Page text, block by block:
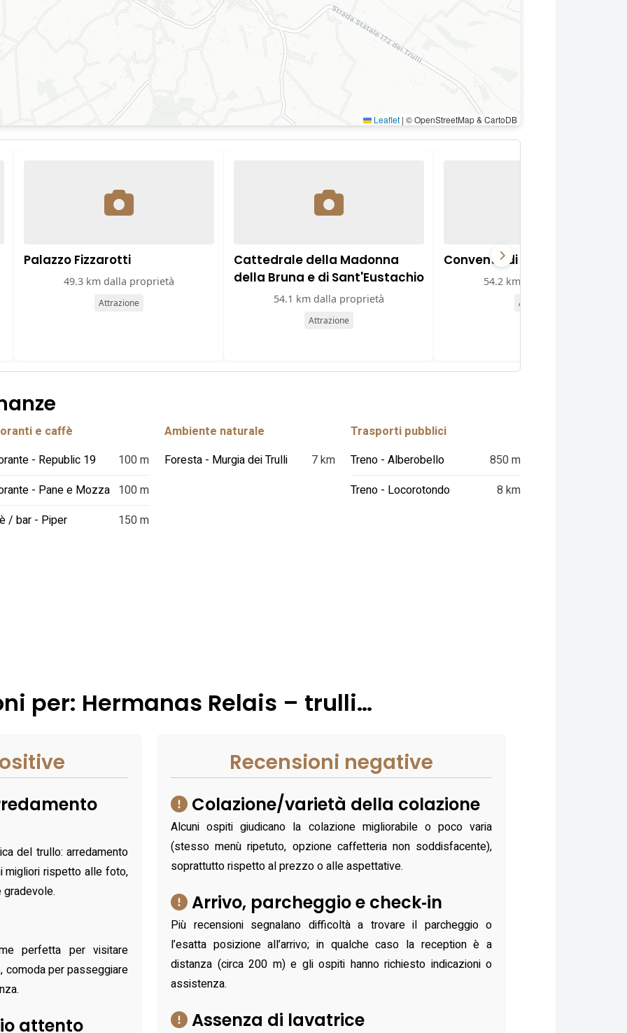
Leaflet | © OpenStreetMap & CartoDB
Palazzo Fizzarotti
49.3 km dalla proprietà
Attrazione
Cattedrale della Madonna
della Bruna e di Sant'Eustachio
54.1 km dalla proprietà
Attrazione
Convento di Sant'Agostino
54.2 km dalla proprietà
Attrazione
e caffè
- Republic 19
100 m
- Pane e Mozza 100 m
/ bar - Piper
150 m
Ambiente naturale
Foresta - Murgia dei Trulli
7 km
Trasporti pubblici
Treno - Alberobello
850 m
Treno - Locorotondo
8 km
per: Hermanas Relais – trulli…
del trullo: arredamento
migliori rispetto alle foto,
perfetta per visitare
comoda per passeggiare
attento
Recensioni negative
Colazione/varietà della colazione
Alcuni ospiti giudicano la colazione migliorabile o poco varia
(stesso menù ripetuto, opzione caffetteria non soddisfacente),
soprattutto rispetto al prezzo o alle aspettative.
Arrivo, parcheggio e check‑in
Più recensioni segnalano difficoltà a trovare il parcheggio o
l’esatta posizione all’arrivo; in qualche caso la reception è a
distanza (circa 200 m) e gli ospiti hanno richiesto indicazioni o
assistenza.
Assenza di lavatrice